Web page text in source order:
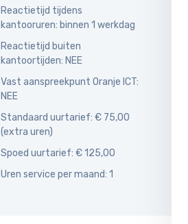
Reactietijd tijdens
kantooruren: binnen 1 werkdag
Reactietijd buiten
kantoortijden: NEE
Vast aanspreekpunt Oranje ICT:
NEE
Standaard uurtarief: € 75,00
(extra uren)
Spoed uurtarief: € 125,00
Uren service per maand: 1